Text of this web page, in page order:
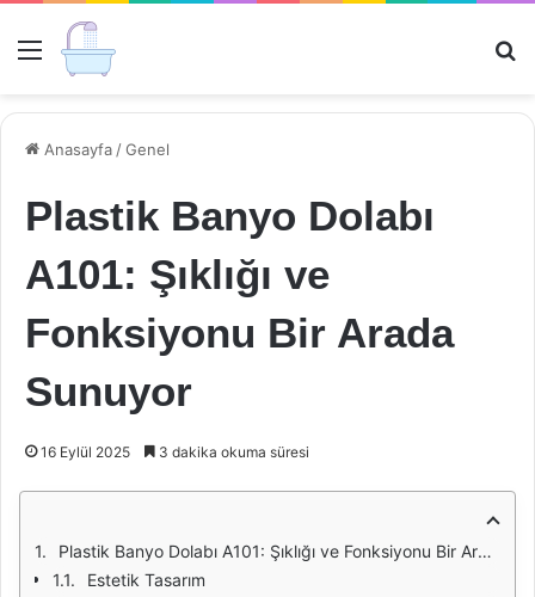
Menü
Anasayfa /Genel
Plastik Banyo Dolabı
A101: Şıklığı ve
Fonksiyonu Bir Arada
Sunuyor
16 Eylül 2025 3 dakika okuma süresi
Plastik Banyo Dolabı A101: Şıklığı ve Fonksiyonu Bir Arada Sunuyor
Estetik Tasarım